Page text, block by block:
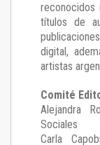
reconocidos
títulos de
digital,
artistas
Comité
Alejandra
Sociales
Carla